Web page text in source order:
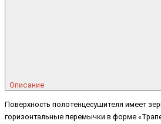
Описание
Поверхность полотенцесушителя имеет
горизонтальные перемычки в форме